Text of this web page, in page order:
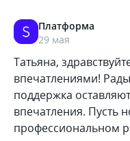
Платформа
29 мая
Татьяна,
впечатлениями!
поддержка
впечатления. Пусть
профессиональном